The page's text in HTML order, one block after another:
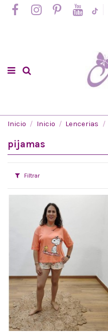
Inicio Inicio Lencerias
pijamas
Filtrar